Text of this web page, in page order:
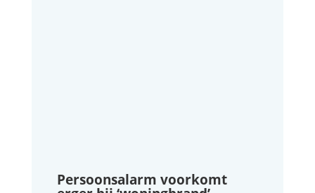
Persoonsalarm voorkomt